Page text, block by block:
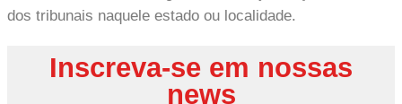
dos tribunais naquele estado ou localidade.
Inscreva-se em nossas
news